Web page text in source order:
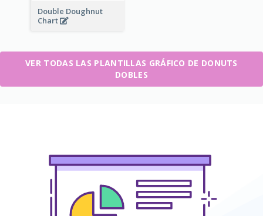
Double Doughnut
Chart
VER TODAS LAS PLANTILLAS GRÁFICO DE DONUTS
DOBLES